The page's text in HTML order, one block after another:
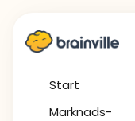
Start
Marknads-